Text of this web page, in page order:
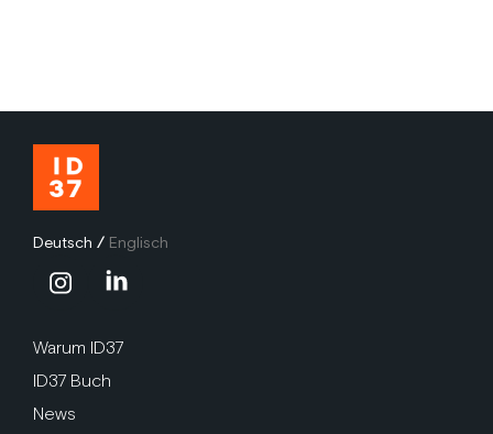
Deutsch / Englisch
Warum ID37
ID37 Buch
News